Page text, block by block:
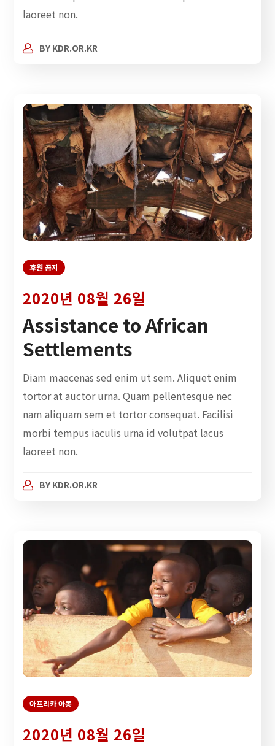
laoreet non.
BY KDR.OR.KR
후원 공지
2020년 08월 26일
Assistance to African
Settlements
Diam maecenas sed enim ut sem. Aliquet enim
tortor at auctor urna. Quam pellentesque nec
nam aliquam sem et tortor consequat. Facilisi
morbi tempus iaculis urna id volutpat lacus
laoreet non.
BY KDR.OR.KR
아프리카 아동
2020년 08월 26일